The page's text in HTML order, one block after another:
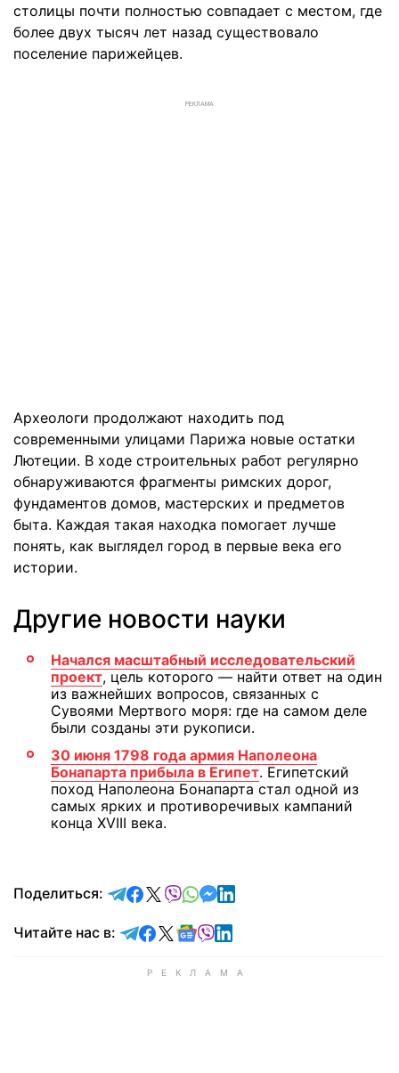
столицы почти полностью совпадает с местом, где
более двух тысяч лет назад существовало
поселение парижейцев.
РЕКЛАМА
Археологи продолжают находить под
современными улицами Парижа новые остатки
Лютеции. В ходе строительных работ регулярно
обнаруживаются фрагменты римских дорог,
фундаментов домов, мастерских и предметов
быта. Каждая такая находка помогает лучше
понять, как выглядел город в первые века его
истории.
Другие новости науки
Начался масштабный исследовательский
проект, цель которого — найти ответ на один
из важнейших вопросов, связанных с
Сувоями Мертвого моря: где на самом деле
были созданы эти рукописи.
30 июня 1798 года армия Наполеона
Бонапарта прибыла в Египет. Египетский
поход Наполеона Бонапарта стал одной из
самых ярких и противоречивых кампаний
конца XVIII века.
Поделиться: отправить в Telegram
поделиться в Facebook
поделиться в X
отправить в Viber
отправить в Whatsapp
отправить в Messenger
отправить в LinkedIn
Читайте нас в: Читайте в Telegram
Читайте в Facebook
Читайте в X
Читайте в Google news
Читайте в Viber
Читайте в LinkedIn